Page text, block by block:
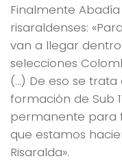
Finalmente
risaraldenses:
van a llegar
selecciones
(…) De eso se
formación de Sub
permanente para
que estamos
Risaralda».